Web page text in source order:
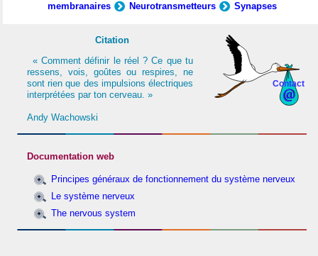
membranaires
Neurotransmetteurs Synapses
Contact
Citation
« Comment définir le réel ? Ce que tu
ressens, vois, goûtes ou respires, ne
sont rien que des impulsions électriques
interprétées par ton cerveau. »
Andy Wachowski
Documentation web
Principes généraux de fonctionnement du système nerveux
Le système nerveux
The nervous system